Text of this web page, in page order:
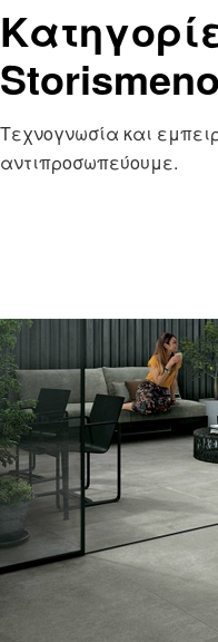
Τεχνογνωσία και
αντιπροσωπεύουμε.